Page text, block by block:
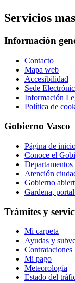
Servicios
Información
Contacto
Mapa web
Accesibilidad
Sede
Información
Política de
Gobierno Vasco
Página de
Conoce el
Atención
Gobierno
Gardena,
Trámites y
Mi carpeta
Ayudas y
Contrataciones
Mi pago
Meteorología
Estado del